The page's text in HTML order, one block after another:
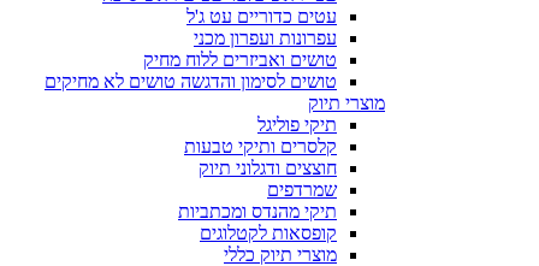
עטים כדוריים עט ג'ל
עפרונות ועפרון מכני
טושים ואביזרים ללוח מחיק
טושים לסימון והדגשה טושים לא מחיקים
מוצרי תיוק
תיקי פוליגל
קלסרים ותיקי טבעות
חוצצים ודגלוני תיוק
שמרדפים
תיקי מהנדס ומכתביות
קופסאות לקטלוגים
מוצרי תיוק כללי